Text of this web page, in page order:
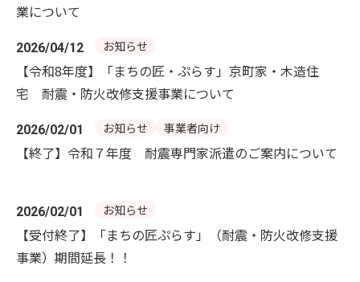
業について
2026/04/12 お知らせ
【令和8年度】「まちの匠・ぷらす」京町家・木造住
宅 耐震・防火改修支援事業について
2026/02/01 お知らせ 事業者向け
【終了】令和７年度 耐震専門家派遣のご案内について
2026/02/01 お知らせ
【受付終了】「まちの匠ぷらす」（耐震・防火改修支援
事業）期間延長！！